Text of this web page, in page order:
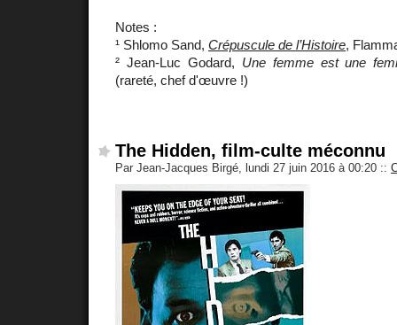
Notes :
¹ Shlomo Sand, Crépuscule de l’Histoire,
² Jean-Luc Godard, Une femme est une
(rareté, chef d'œuvre !)
The Hidden, film-culte méconnu
Par Jean-Jacques Birgé, lundi 27 juin 2016 à 00:20 ::